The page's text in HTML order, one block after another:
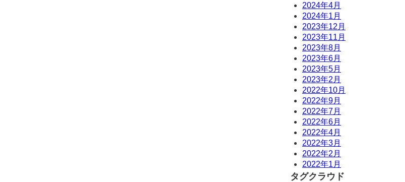
2024年4月
2024年1月
2023年12月
2023年11月
2023年8月
2023年6月
2023年5月
2023年2月
2022年10月
2022年9月
2022年7月
2022年6月
2022年4月
2022年3月
2022年2月
2022年1月
タグクラウド